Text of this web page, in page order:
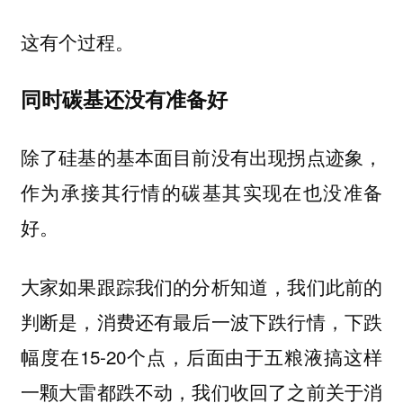
这有个过程。
同时碳基还没有准备好
除了硅基的基本面目前没有出现拐点迹象，
作为承接其行情的碳基其实现在也没准备
好。
大家如果跟踪我们的分析知道，我们此前的
判断是，消费还有最后一波下跌行情，下跌
幅度在15-20个点，后面由于五粮液搞这样
一颗大雷都跌不动，我们收回了之前关于消